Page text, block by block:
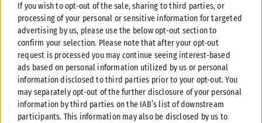
If you wish to opt-out of the sale, sharing to third parties, or
processing of your personal or sensitive information for targeted
advertising by us, please use the below opt-out section to
confirm your selection. Please note that after your opt-out
request is processed you may continue seeing interest-based
ads based on personal information utilized by us or personal
information disclosed to third parties prior to your opt-out. You
may separately opt-out of the further disclosure of your personal
information by third parties on the IAB’s list of downstream
participants. This information may also be disclosed by us to
και σε πολυτελείς χώρους με πισίνες
εικόνες που, σύμφωνα με το ρεπορτάζ, δεν συμβαδίζουν με τη
ζωή που φαίνεται να ζούσε στην πραγματικότητα.
Συγκλονίζει η στάση των παιδιών
Την ίδια ώρα, ιδιαίτερη συγκίνηση προκαλούν όσα ανέφερε ο